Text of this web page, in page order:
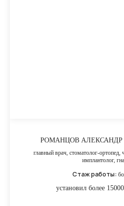
РОМАНЦОВ
главный врач, стоматолог-ортопед,
имплантолог,
Стаж работы:
установил более